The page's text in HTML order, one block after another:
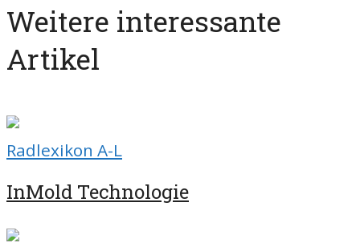
Weitere interessante
Artikel
Radlexikon A-L
InMold Technologie